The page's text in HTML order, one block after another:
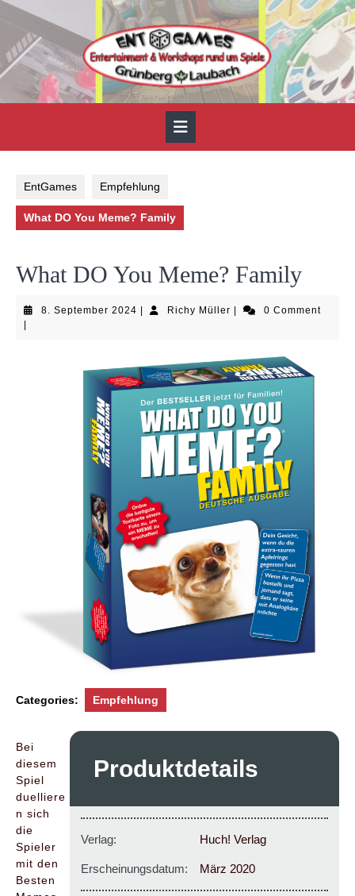
Skip
content
EntGames Empfehlung
What DO You Meme? Family
What DO You Meme? Family
8. September 2024 8.
Richy MüllerRichy
0 Comment
Categories: Empfehlung
Produktdetails
Verlag: Huch! Verlag
Erscheinungsdatum: März 2020
Bei
diesem
Spiel
duelliere
n sich
die
Spieler
mit den
Besten